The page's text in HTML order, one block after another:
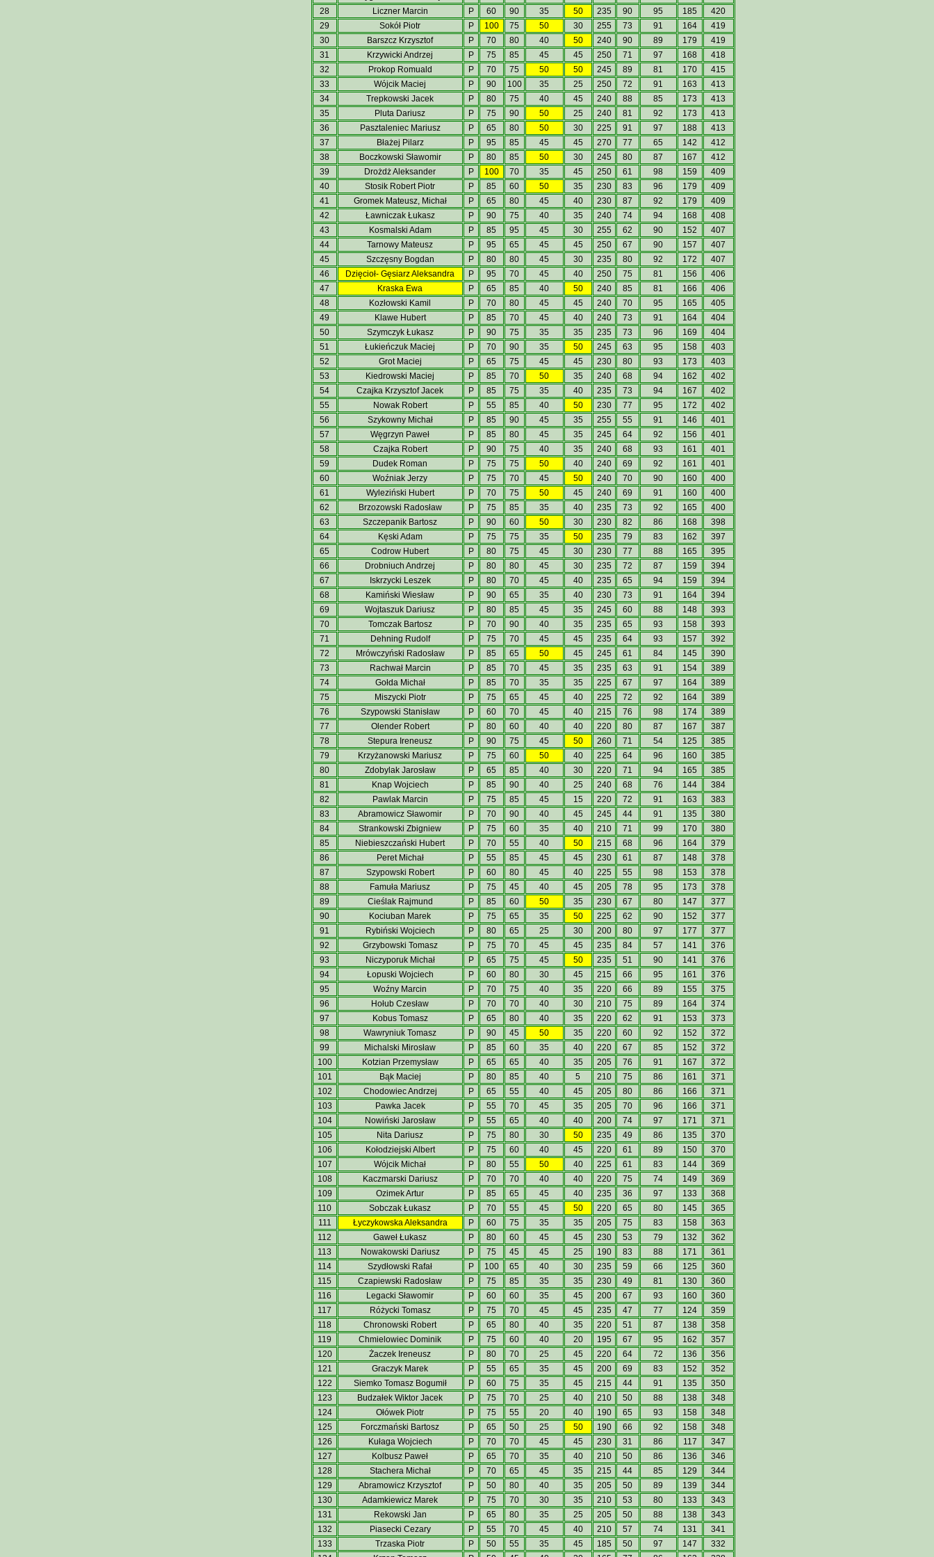
28
Liczner Marcin P 60 90 35 50 235 90 95 185
420
29
Sokół Piotr P 100 75 50 30 255 73 91 164
419
30
Barszcz Krzysztof P 70 80 40 50 240 90 89 179
419
31
Krzywicki Andrzej P 75 85 45 45 250 71 97 168
418
32
Prokop Romuald P 70 75 50 50 245 89 81 170
415
33
Wójcik Maciej P 90 100 35 25 250 72 91 163
413
34
Trepkowski Jacek P 80 75 40 45 240 88 85 173
413
35
Pluta Dariusz P 75 90 50 25 240 81 92 173
413
36
Pasztaleniec Mariusz P 65 80 50 30 225 91 97 188
413
37
Błażej Pilarz P 95 85 45 45 270 77 65 142
412
38
Boczkowski Sławomir P 80 85 50 30 245 80 87 167
412
39
Drożdż Aleksander P 100 70 35 45 250 61 98 159
409
40
Stosik Robert Piotr P 85 60 50 35 230 83 96 179
409
41
Gromek Mateusz, Michał P 65 80 45 40 230 87 92 179
409
42
Ławniczak Łukasz P 90 75 40 35 240 74 94 168
408
43
Kosmalski Adam P 85 95 45 30 255 62 90 152
407
44
Tarnowy Mateusz P 95 65 45 45 250 67 90 157
407
45
Szczęsny Bogdan P 80 80 45 30 235 80 92 172
407
46
Dzięcioł- Gęsiarz Aleksandra P 95 70 45 40 250 75 81 156
406
47
Kraska Ewa P 65 85 40 50 240 85 81 166
406
48
Kozłowski Kamil P 70 80 45 45 240 70 95 165
405
49
Klawe Hubert P 85 70 45 40 240 73 91 164
404
50
Szymczyk Łukasz P 90 75 35 35 235 73 96 169
404
51
Łukieńczuk Maciej P 70 90 35 50 245 63 95 158
403
52
Grot Maciej P 65 75 45 45 230 80 93 173
403
53
Kiedrowski Maciej P 85 70 50 35 240 68 94 162
402
54
Czajka Krzysztof Jacek P 85 75 35 40 235 73 94 167
402
55
Nowak Robert P 55 85 40 50 230 77 95 172
402
56
Szykowny Michał P 85 90 45 35 255 55 91 146
401
57
Węgrzyn Paweł P 85 80 45 35 245 64 92 156
401
58
Czajka Robert P 90 75 40 35 240 68 93 161
401
59
Dudek Roman P 75 75 50 40 240 69 92 161
401
60
Woźniak Jerzy P 75 70 45 50 240 70 90 160
400
61
Wyleziński Hubert P 70 75 50 45 240 69 91 160
400
62
Brzozowski Radosław P 75 85 35 40 235 73 92 165
400
63
Szczepanik Bartosz P 90 60 50 30 230 82 86 168
398
64
Kęski Adam P 75 75 35 50 235 79 83 162
397
65
Codrow Hubert P 80 75 45 30 230 77 88 165
395
66
Drobniuch Andrzej P 80 80 45 30 235 72 87 159
394
67
Iskrzycki Leszek P 80 70 45 40 235 65 94 159
394
68
Kamiński Wiesław P 90 65 35 40 230 73 91 164
394
69
Wojtaszuk Dariusz P 80 85 45 35 245 60 88 148
393
70
Tomczak Bartosz P 70 90 40 35 235 65 93 158
393
71
Dehning Rudolf P 75 70 45 45 235 64 93 157
392
72
Mrówczyński Radosław P 85 65 50 45 245 61 84 145
390
73
Rachwał Marcin P 85 70 45 35 235 63 91 154
389
74
Gołda Michał P 85 70 35 35 225 67 97 164
389
75
Miszycki Piotr P 75 65 45 40 225 72 92 164
389
76
Szypowski Stanisław P 60 70 45 40 215 76 98 174
389
77
Olender Robert P 80 60 40 40 220 80 87 167
387
78
Stepura Ireneusz P 90 75 45 50 260 71 54 125
385
79
Krzyżanowski Mariusz P 75 60 50 40 225 64 96 160
385
80
Zdobylak Jarosław P 65 85 40 30 220 71 94 165
385
81
Knap Wojciech P 85 90 40 25 240 68 76 144
384
82
Pawlak Marcin P 75 85 45 15 220 72 91 163
383
83
Abramowicz Sławomir P 70 90 40 45 245 44 91 135
380
84
Strankowski Zbigniew P 75 60 35 40 210 71 99 170
380
85
Niebieszczański Hubert P 70 55 40 50 215 68 96 164
379
86
Peret Michał P 55 85 45 45 230 61 87 148
378
87
Szypowski Robert P 60 80 45 40 225 55 98 153
378
88
Famuła Mariusz P 75 45 40 45 205 78 95 173
378
89
Cieślak Rajmund P 85 60 50 35 230 67 80 147
377
90
Kociuban Marek P 75 65 35 50 225 62 90 152
377
91
Rybiński Wojciech P 80 65 25 30 200 80 97 177
377
92
Grzybowski Tomasz P 75 70 45 45 235 84 57 141
376
93
Niczyporuk Michał P 65 75 45 50 235 51 90 141
376
94
Łopuski Wojciech P 60 80 30 45 215 66 95 161
376
95
Woźny Marcin P 70 75 40 35 220 66 89 155
375
96
Hołub Czesław P 70 70 40 30 210 75 89 164
374
97
Kobus Tomasz P 65 80 40 35 220 62 91 153
373
98
Wawryniuk Tomasz P 90 45 50 35 220 60 92 152
372
99
Michalski Mirosław P 85 60 35 40 220 67 85 152
372
100
Kotzian Przemysław P 65 65 40 35 205 76 91 167
372
101
Bąk Maciej P 80 85 40 5 210 75 86 161
371
102
Chodowiec Andrzej P 65 55 40 45 205 80 86 166
371
103
Pawka Jacek P 55 70 45 35 205 70 96 166
371
104
Nowiński Jarosław P 55 65 40 40 200 74 97 171
371
105
Nita Dariusz P 75 80 30 50 235 49 86 135
370
106
Kołodziejski Albert P 75 60 40 45 220 61 89 150
370
107
Wójcik Michał P 80 55 50 40 225 61 83 144
369
108
Kaczmarski Dariusz P 70 70 40 40 220 75 74 149
369
109
Ozimek Artur P 85 65 45 40 235 36 97 133
368
110
Sobczak Łukasz P 70 55 45 50 220 65 80 145
365
111
Łyczykowska Aleksandra P 60 75 35 35 205 75 83 158
363
112
Gaweł Łukasz P 80 60 45 45 230 53 79 132
362
113
Nowakowski Dariusz P 75 45 45 25 190 83 88 171
361
114
Szydłowski Rafał P 100 65 40 30 235 59 66 125
360
115
Czapiewski Radosław P 75 85 35 35 230 49 81 130
360
116
Legacki Sławomir P 60 60 35 45 200 67 93 160
360
117
Różycki Tomasz P 75 70 45 45 235 47 77 124
359
118
Chronowski Robert P 65 80 40 35 220 51 87 138
358
119
Chmielowiec Dominik P 75 60 40 20 195 67 95 162
357
120
Żaczek Ireneusz P 80 70 25 45 220 64 72 136
356
121
Graczyk Marek P 55 65 35 45 200 69 83 152
352
122
Siemko Tomasz Bogumił P 60 75 35 45 215 44 91 135
350
123
Budzałek Wiktor Jacek P 75 70 25 40 210 50 88 138
348
124
Ołówek Piotr P 75 55 20 40 190 65 93 158
348
125
Forczmański Bartosz P 65 50 25 50 190 66 92 158
348
126
Kułaga Wojciech P 70 70 45 45 230 31 86 117
347
127
Kolbusz Paweł P 65 70 35 40 210 50 86 136
346
128
Stachera Michał P 70 65 45 35 215 44 85 129
344
129
Abramowicz Krzysztof P 50 80 40 35 205 50 89 139
344
130
Adamkiewicz Marek P 75 70 30 35 210 53 80 133
343
131
Rekowski Jan P 65 80 35 25 205 50 88 138
343
132
Piasecki Cezary P 55 70 45 40 210 57 74 131
341
133
Trzaska Piotr P 50 55 35 45 185 50 97 147
332